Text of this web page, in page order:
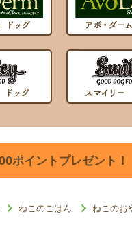
ポイントプレゼント！
ねこのごはん
ねこのお